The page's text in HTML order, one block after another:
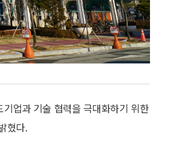
업과 기술 협력을 극대화하기 위한
혔다.